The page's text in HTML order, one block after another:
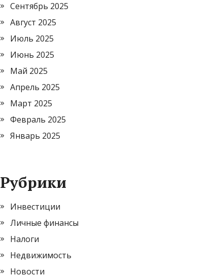
Сентябрь 2025
Август 2025
Июль 2025
Июнь 2025
Май 2025
Апрель 2025
Март 2025
Февраль 2025
Январь 2025
Рубрики
Инвестиции
Личные финансы
Налоги
Недвижимость
Новости